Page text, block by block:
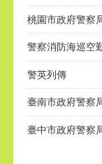
桃園市政府警察
警察消防海巡空勤人員
警英列傳
臺南市政府警察
臺中市政府警察